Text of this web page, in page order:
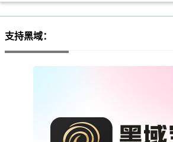
支持黑域：